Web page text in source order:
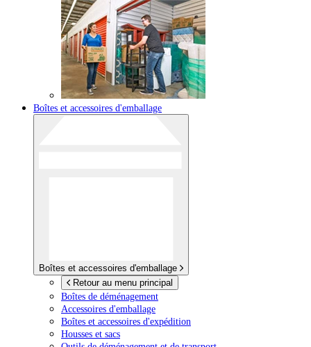
Boîtes et accessoires d'emballage
Boîtes et accessoires d'emballage
Retour au menu principal
Boîtes de déménagement
Accessoires d'emballage
Boîtes et accessoires d'expédition
Housses et sacs